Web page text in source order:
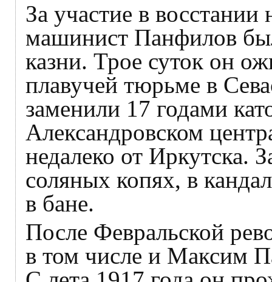
За участие в
машинист Панфилов
казни. Трое суток он
плавучей тюрьме в
заменили 17 годами
Александровском
недалеко от Иркутска.
соляных копях, в
в бане.
После Февральской
в том числе и Максим